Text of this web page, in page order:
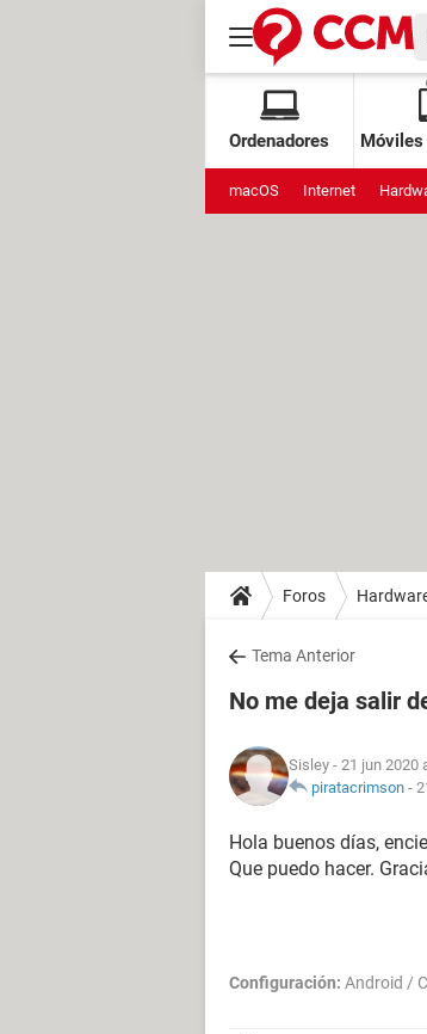
Ordenadores
macOS Internet
Foros
Tema Anterior
No me deja salir
Sisley - 21 jun 2020
piratacrimson -
Hola buenos días,
Que puedo hacer.
Configuración: Android /